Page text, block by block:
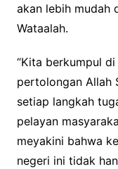
akan lebih mudah
Wataalah.
“Kita berkumpul
pertolongan Allah
setiap langkah
pelayan
meyakini bahwa
negeri ini tidak